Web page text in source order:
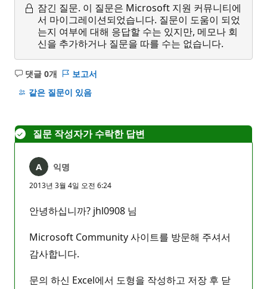
잠긴 질문. 이 질문은 Microsoft 지원 커뮤니티에
서 마이그레이션되었습니다. 질문이 도움이 되었
는지 여부에 대해 응답할 수는 있지만, 메모나 회
신을 추가하거나 질문을 따를 수는 없습니다.
댓글 0개
설
명
보고서
같은 질문이 있음
질문 작성자가 수락한 답변
익명
2013년 3월 4일 오전 6:24
안녕하십니까? jhl0908 님
Microsoft Community 사이트를 방문해 주셔서
감사합니다.
문의 하신 Excel에서 도형을 작성하고 저장 후 닫